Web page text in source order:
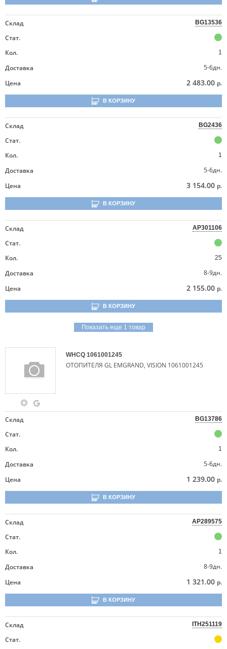
Склад BG13536
Стат.
Кол.
1
Доставка
5-6дн.
Цена
2 483.00 р.
В КОРЗИНУ
Склад BG2436
Стат.
Кол.
1
Доставка
5-6дн.
Цена
3 154.00 р.
В КОРЗИНУ
Склад AP301106
Стат.
Кол.
25
Доставка
8-9дн.
Цена
2 155.00 р.
В КОРЗИНУ
Показать еще 1 товар
WHCQ 1061001245
ОТОПИТЕЛЯ GL EMGRAND, VISION 1061001245
Склад BG13786
Стат.
Кол.
1
Доставка
5-6дн.
Цена
1 239.00 р.
В КОРЗИНУ
Склад AP289575
Стат.
Кол.
1
Доставка
8-9дн.
Цена
1 321.00 р.
В КОРЗИНУ
Склад ITH251119
Стат.